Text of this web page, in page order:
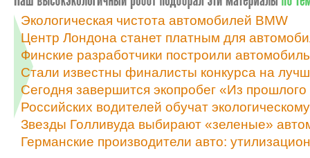
Экологическая чистота автомобилей BMW
Центр Лондона станет платным для
Финские разработчики построили
Стали известны финалисты конкурса на
Сегодня завершится экопробег «Из
Российских водителей обучат
Звезды Голливуда выбирают «зеленые»
Германские производители авто: